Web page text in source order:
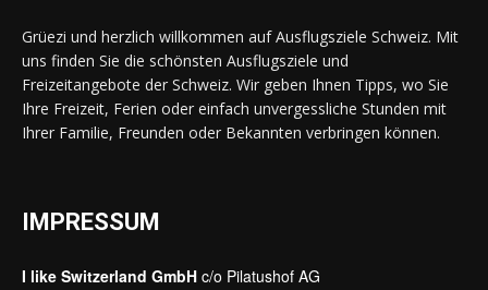
Grüezi und herzlich willkommen auf Ausflugsziele Schweiz. Mit
uns finden Sie die schönsten Ausflugsziele und
Freizeitangebote der Schweiz. Wir geben Ihnen Tipps, wo Sie
Ihre Freizeit, Ferien oder einfach unvergessliche Stunden mit
Ihrer Familie, Freunden oder Bekannten verbringen können.
IMPRESSUM
I like Switzerland GmbH c/o Pilatushof AG